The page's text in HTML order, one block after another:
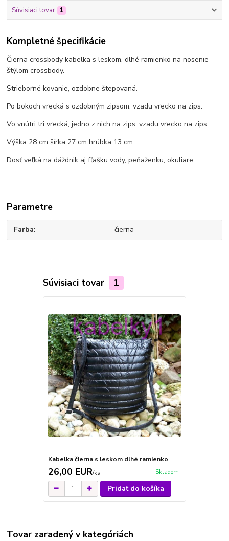
Súvisiaci tovar 1
Kompletné špecifikácie
Čierna crossbody kabelka s leskom, dlhé ramienko na nosenie
štýlom crossbody.
Strieborné kovanie, ozdobne štepovaná.
Po bokoch vrecká s ozdobným zipsom, vzadu vrecko na zips.
Vo vnútri tri vrecká, jedno z nich na zips, vzadu vrecko na zips.
Výška 28 cm šírka 27 cm hrúbka 13 cm.
Dosť veľká na dáždnik aj fľašku vody, peňaženku, okuliare.
Parametre
Farba čierna
Súvisiaci tovar 1
Kabelka čierna s leskom dlhé ramienko
26,00 EUR/ks Skladom
Pridať do košíka
Tovar zaradený v kategóriách